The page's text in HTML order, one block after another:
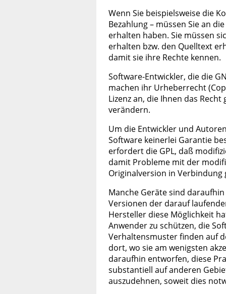
Wenn Sie beispielsweise die
Bezahlung – müssen Sie an
erhalten haben. Sie müssen
erhalten bzw. den Quelltext
damit sie ihre Rechte kennen.
Software-Entwickler, die die
machen ihr Urheberrecht
Lizenz an, die Ihnen das
verändern.
Um die Entwickler und
Software keinerlei Garantie
erfordert die GPL, daß
damit Probleme mit der
Originalversion in Verbindung
Manche Geräte sind
Versionen der darauf
Hersteller diese Möglichkeit
Anwender zu schützen, die
Verhaltensmuster finden auf
dort, wo sie am wenigsten
daraufhin entworfen, diese
substantiell auf anderen
auszudehnen, soweit dies